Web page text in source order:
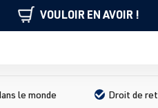
VOULOIR EN AVOIR !
le monde
Droit de